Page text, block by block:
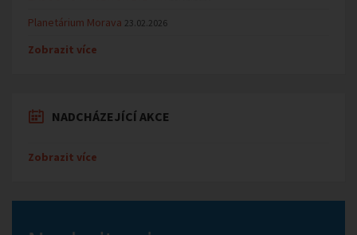
Planetárium Morava 23.02.2026
Zobrazit více
NADCHÁZEJÍCÍ AKCE
Zobrazit více